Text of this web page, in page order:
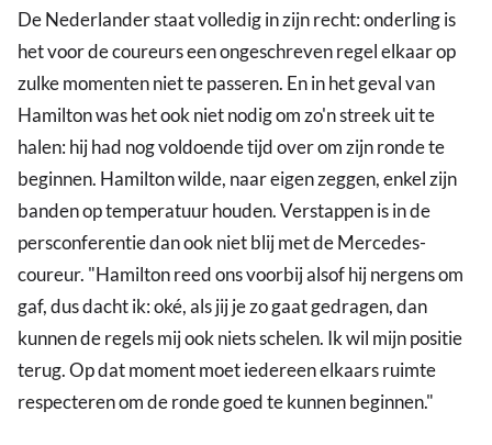
De Nederlander staat volledig in zijn recht: onderling is
het voor de coureurs een ongeschreven regel elkaar op
zulke momenten niet te passeren. En in het geval van
Hamilton was het ook niet nodig om zo'n streek uit te
halen: hij had nog voldoende tijd over om zijn ronde te
beginnen. Hamilton wilde, naar eigen zeggen, enkel zijn
banden op temperatuur houden. Verstappen is in de
persconferentie dan ook niet blij met de Mercedes-
coureur. "Hamilton reed ons voorbij alsof hij nergens om
gaf, dus dacht ik: oké, als jij je zo gaat gedragen, dan
kunnen de regels mij ook niets schelen. Ik wil mijn positie
terug. Op dat moment moet iedereen elkaars ruimte
respecteren om de ronde goed te kunnen beginnen."